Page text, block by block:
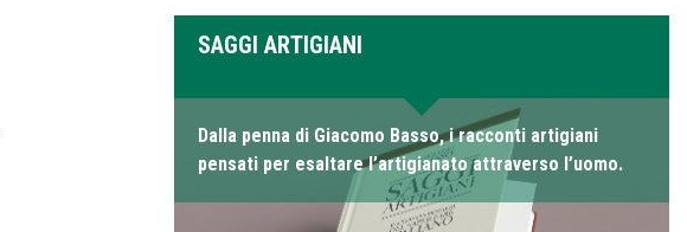
SAGGI ARTIGIANI
Dalla penna di Giacomo Basso, i racconti artigiani
pensati per esaltare l’artigianato attraverso l’uomo.